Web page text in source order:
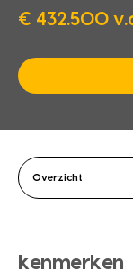
€ 432.500
Overzicht
kenmerken